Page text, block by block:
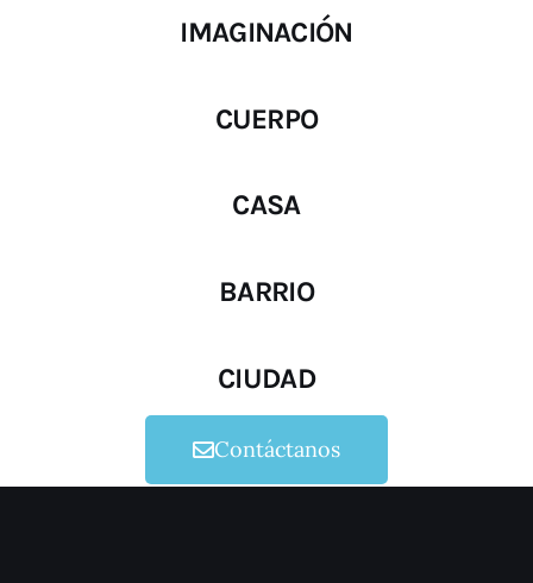
IMAGINACIÓN
CUERPO
CASA
BARRIO
CIUDAD
Contáctanos